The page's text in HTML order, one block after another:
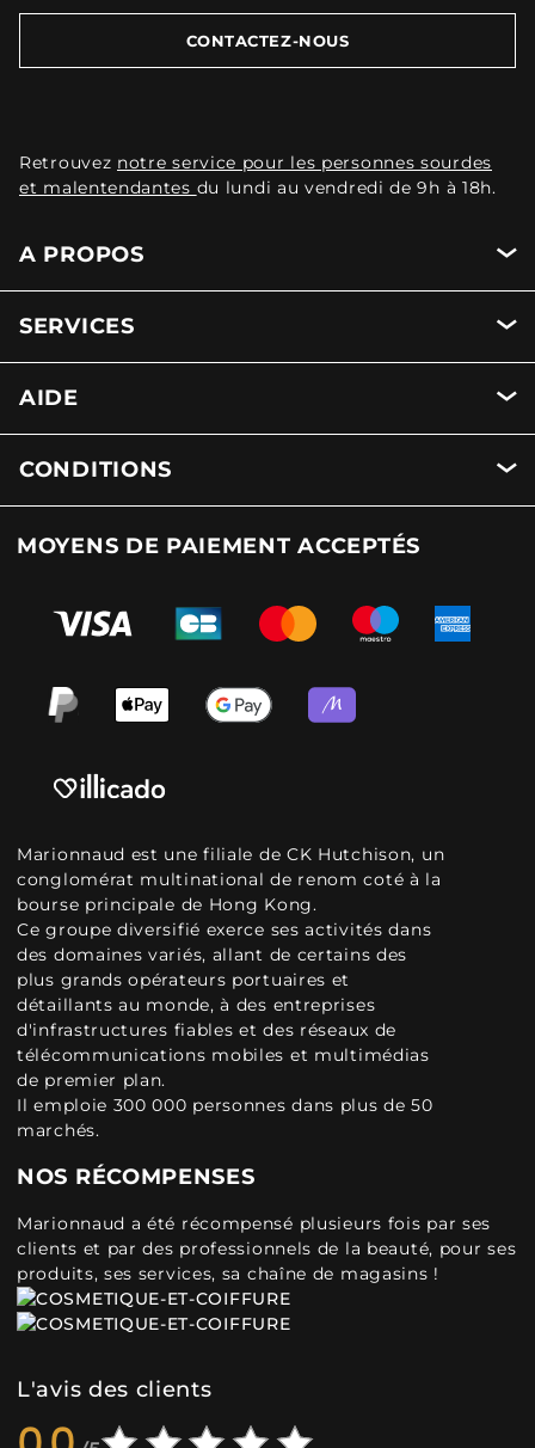
CONTACTEZ-NOUS
Retrouvez notre service pour les personnes sourdes
et malentendantes du lundi au vendredi de 9h à 18h.
A PROPOS
SERVICES
AIDE
CONDITIONS
MOYENS DE PAIEMENT ACCEPTÉS
Marionnaud est une filiale de CK Hutchison, un
conglomérat multinational de renom coté à la
bourse principale de Hong Kong.
Ce groupe diversifié exerce ses activités dans
des domaines variés, allant de certains des
plus grands opérateurs portuaires et
détaillants au monde, à des entreprises
d'infrastructures fiables et des réseaux de
télécommunications mobiles et multimédias
de premier plan.
Il emploie 300 000 personnes dans plus de 50
marchés.
NOS RÉCOMPENSES
Marionnaud a été récompensé plusieurs fois par ses
clients et par des professionnels de la beauté, pour ses
produits, ses services, sa chaîne de magasins !
L'avis des clients